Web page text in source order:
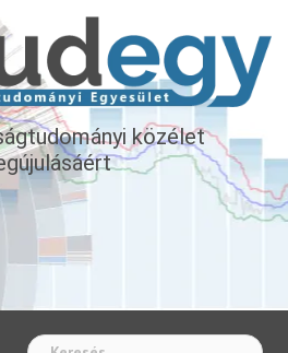
közélet